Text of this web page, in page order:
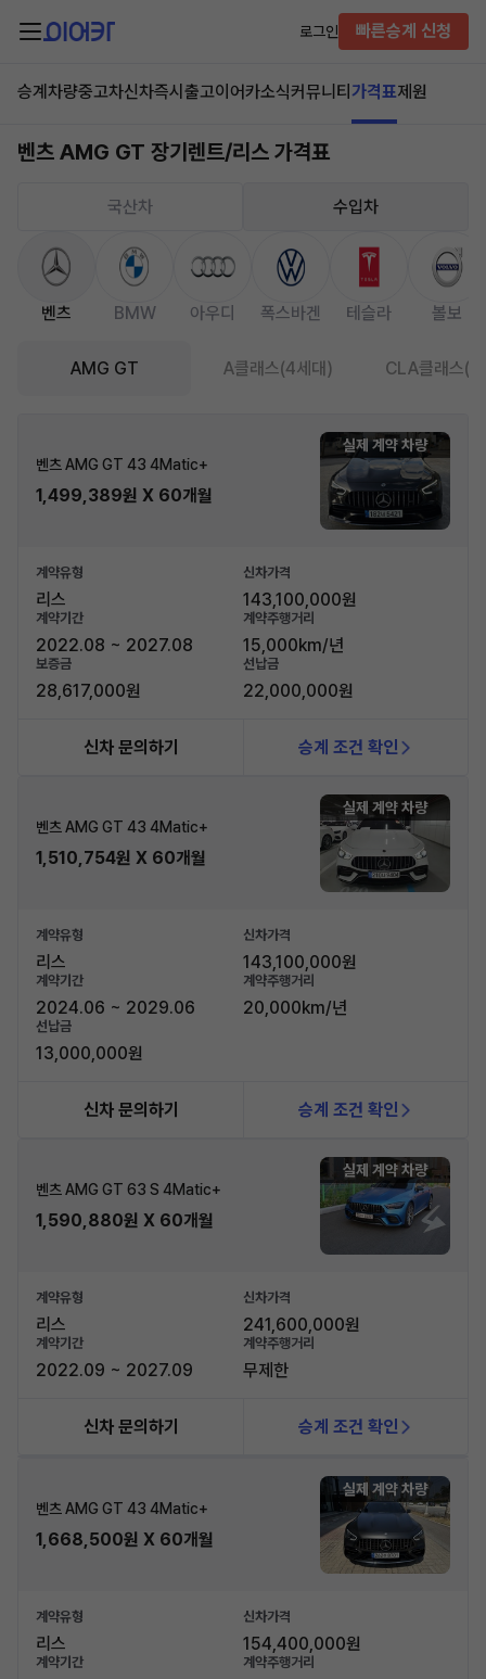
로그인 빠른승계 신청
승계차량중고차신차즉시출고이어카소식커뮤니티 가격표제원
벤츠 AMG GT 장기렌트/리스 가격표
국산차 수입차
벤츠 BMW 아우디 폭스바겐 테슬라 볼보
AMG GT A클래스(4세대) CLA클래스(2
벤츠 AMG GT 43 4Matic+
1,499,389원 X 60개월
실제 계약 차량
계약유형
리스
신차가격
143,100,000원
계약기간
2022.08 ~ 2027.08
계약주행거리
15,000km/년
보증금
28,617,000원
선납금
22,000,000원
신차 문의하기 승계 조건 확인
벤츠 AMG GT 43 4Matic+
1,510,754원 X 60개월
실제 계약 차량
계약유형
리스
신차가격
143,100,000원
계약기간
2024.06 ~ 2029.06
계약주행거리
20,000km/년
선납금
13,000,000원
신차 문의하기 승계 조건 확인
벤츠 AMG GT 63 S 4Matic+
1,590,880원 X 60개월
실제 계약 차량
계약유형
리스
신차가격
241,600,000원
계약기간
2022.09 ~ 2027.09
계약주행거리
무제한
신차 문의하기 승계 조건 확인
벤츠 AMG GT 43 4Matic+
1,668,500원 X 60개월
실제 계약 차량
계약유형
리스
신차가격
154,400,000원
계약기간 계약주행거리